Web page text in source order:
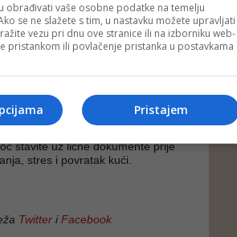
dozvola ili da punomoć “nije
U praksi, to više ne prolazi.
budu vraćene s granice jer
prijelaza u narednim
stavite uz lične dokumente prije
stres i povratak kući.
Twitter iFacebook
obrađivati vaše osobne podatke na temelju
se ne slažete s tim, u nastavku možete upravljati
vezu pri dnu ove stranice ili na izborniku web-
pristankom ili povlačenje pristanka u postavkama
Pristajem